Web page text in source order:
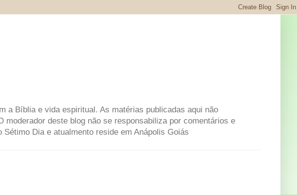
a Bíblia e vida espiritual. As matérias publicadas aqui não
deste blog não se responsabiliza por comentários e
Dia e atualmento reside em Anápolis Goiás